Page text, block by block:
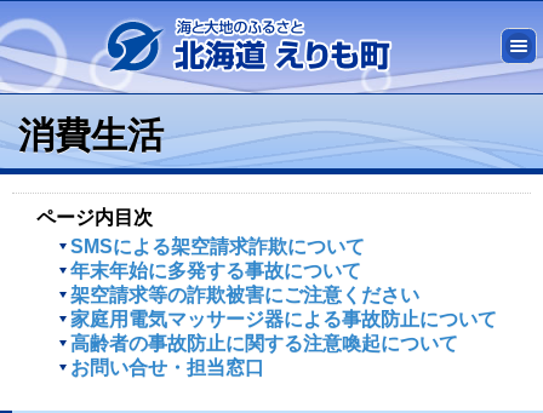
消費生活
ページ内目次
SMSによる架空請求詐欺について
年末年始に多発する事故について
架空請求等の詐欺被害にご注意ください
家庭用電気マッサージ器による事故防止について
高齢者の事故防止に関する注意喚起について
お問い合せ・担当窓口